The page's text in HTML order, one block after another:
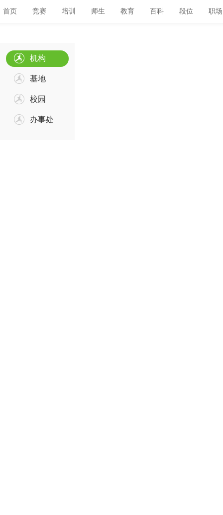
首页 竞赛 培训 师生 教育 百科 段位 职场
机构
基地
校园
办事处